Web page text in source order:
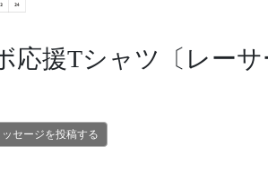
援Tシャツ〔レーサ
ッセージを投稿する